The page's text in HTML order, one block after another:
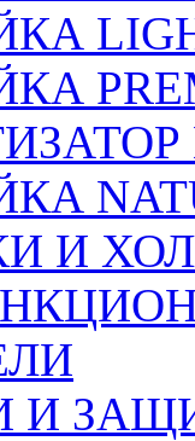
И
И